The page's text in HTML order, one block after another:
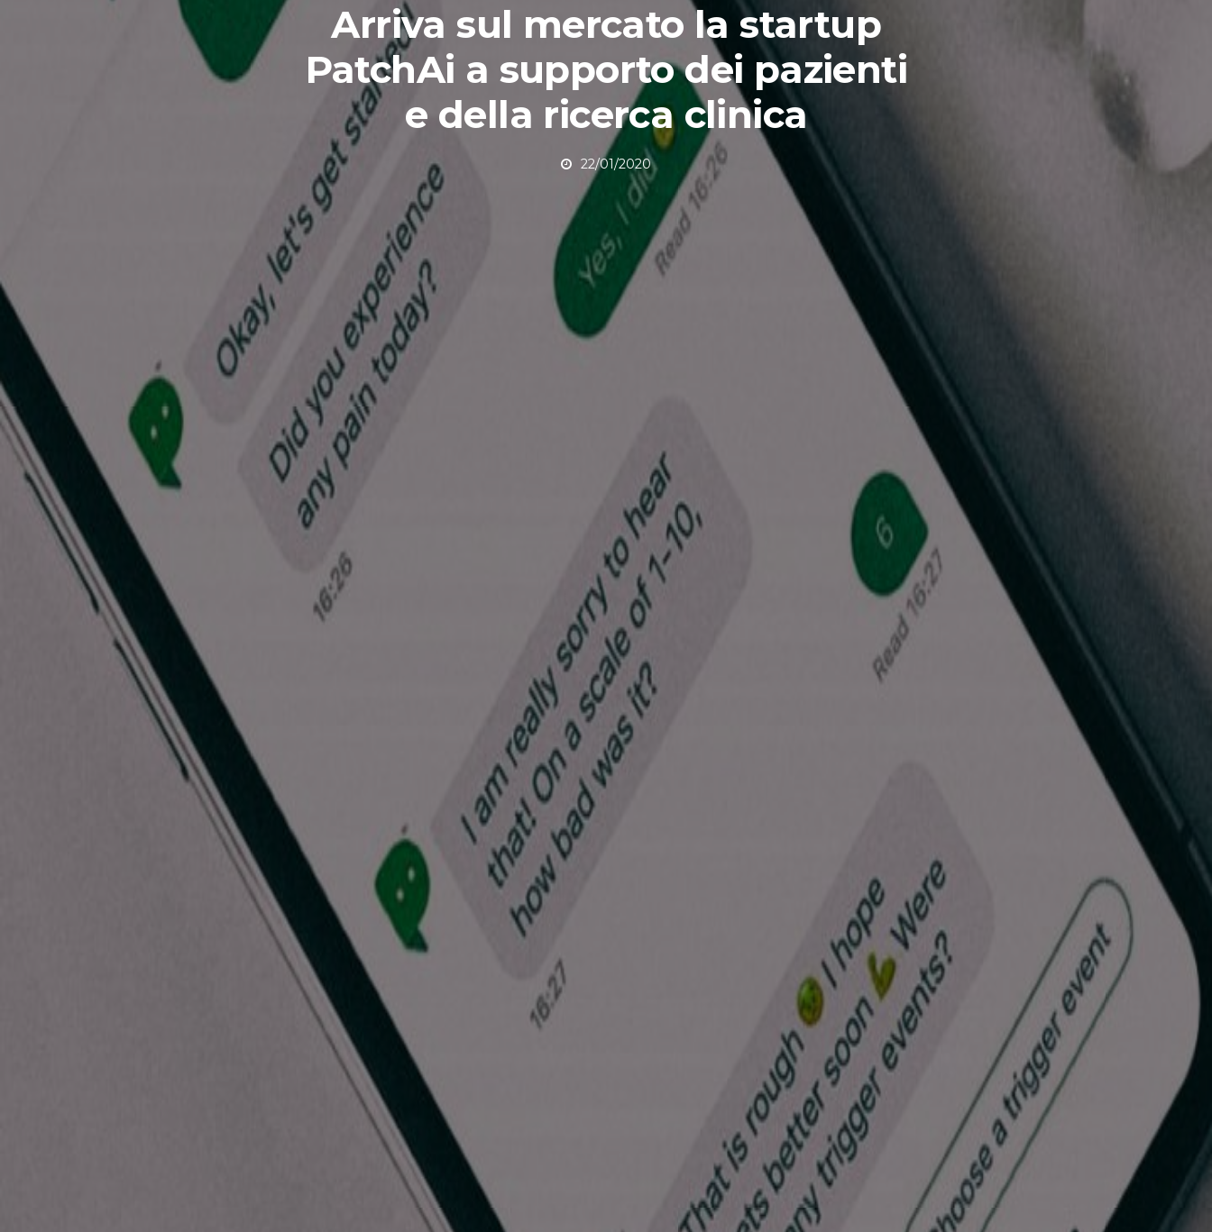
Arriva sul mercato la startup
PatchAi a supporto dei pazienti
e della ricerca clinica
22/01/2020